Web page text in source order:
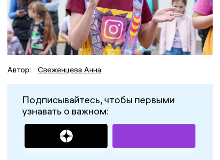
Автор: Свеженцева Анна
Подписывайтесь, чтобы первыми
узнавать о важном: